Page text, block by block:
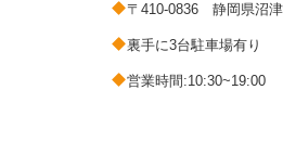
〒410-0836 静岡県沼
裏手に3台駐車場有り
営業時間:10:30~19:00